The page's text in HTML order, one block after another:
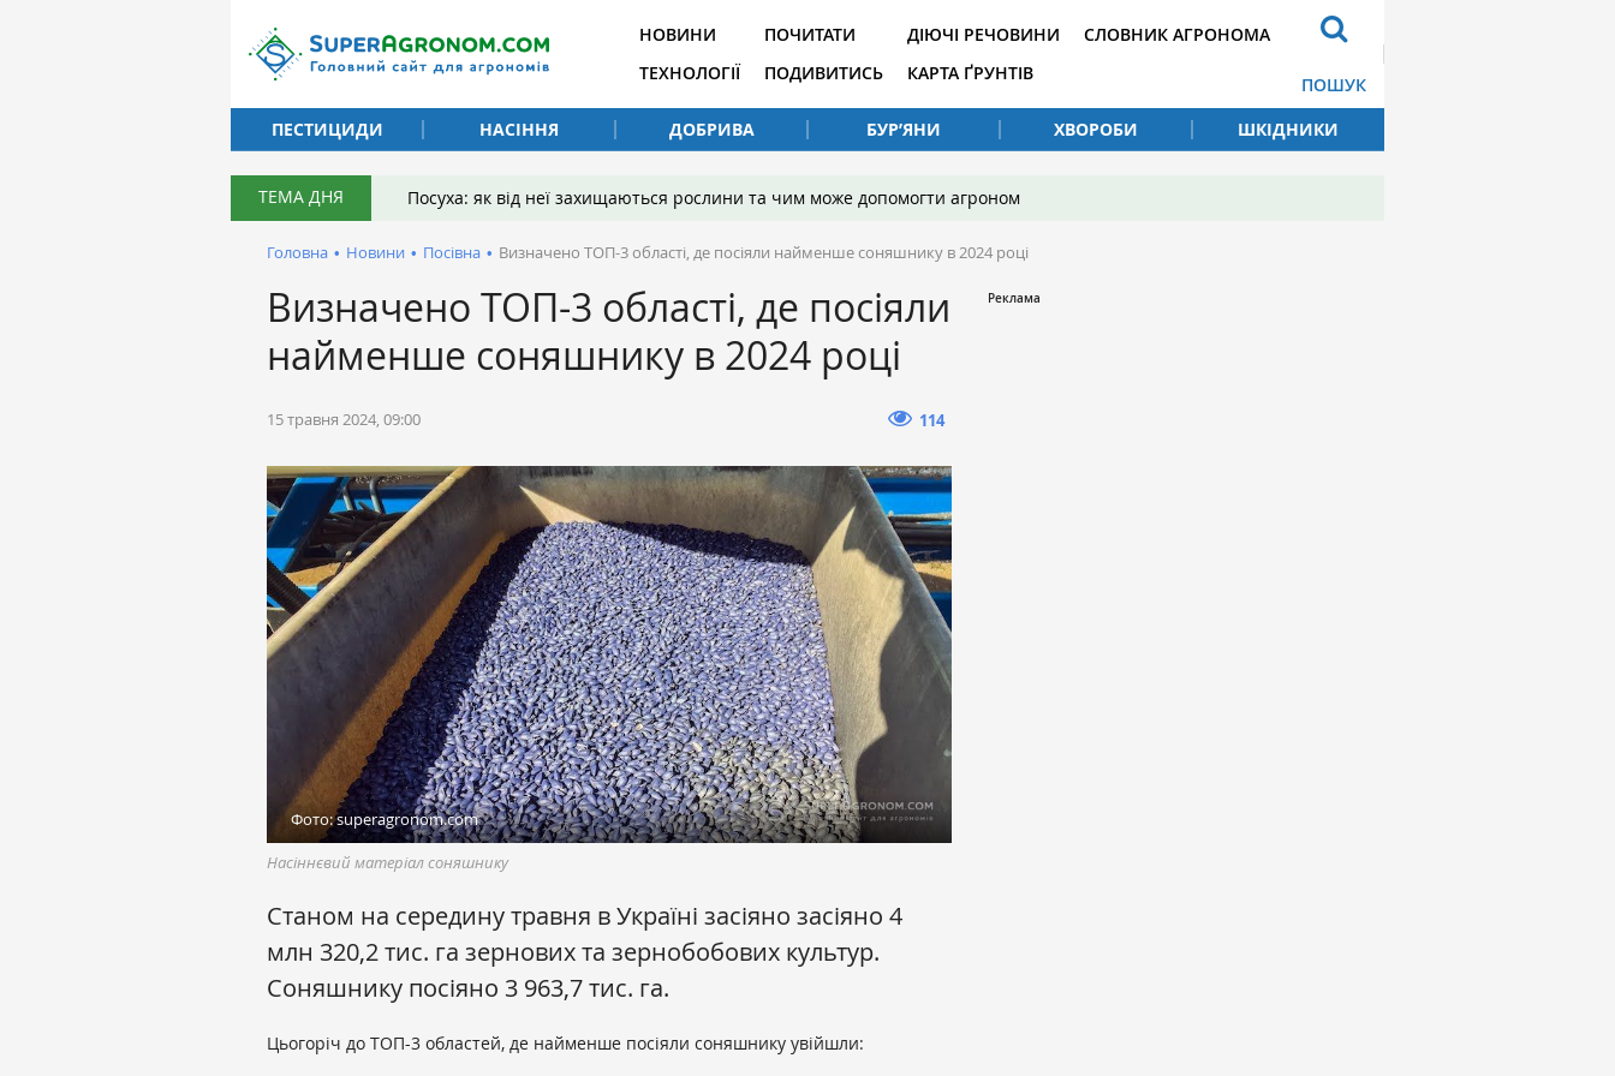
НОВИНИ
ТЕХНОЛОГІЇ
ПОЧИТАТИ
ПОДИВИТИСЬ
ДІЮЧІ РЕЧОВИНИ
КАРТА ҐРУНТІВ
СЛОВНИК АГРОНОМА
ПОШУК
ПЕСТИЦИДИ
НАСІННЯ ДОБРИВА БУР’ЯНИ ХВОРОБИ ШКІДНИКИ
ТЕМА ДНЯ Посуха: як від неї захищаються рослини та чим може допомогти агроном
Головна • Новини • Посівна • Визначено ТОП-3 області, де посіяли найменше соняшнику в 2024 році
Визначено ТОП-3 області, де посіяли
найменше соняшнику в 2024 році
15 травня 2024, 09:00 114
Фото: superagronom.com
Насіннєвий матеріал соняшнику
Станом на середину травня в Україні засіяно засіяно 4
млн 320,2 тис. га зернових та зернобобових культур.
Соняшнику посіяно 3 963,7 тис. га.
Цьогоріч до ТОП-3 областей, де найменше посіяли соняшнику увійшли: